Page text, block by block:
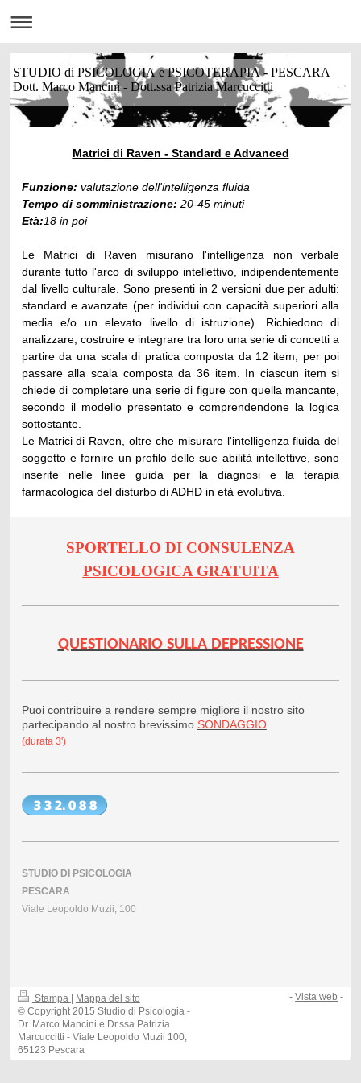
STUDIO di PSICOLOGIA e PSICOTERAPIA - PESCARA
Dott. Marco Mancini - Dott.ssa Patrizia Marcuccitti
Matrici di Raven - Standard e Advanced
Funzione: valutazione dell'intelligenza fluida
Tempo di somministrazione: 20-45 minuti
Età:18 in poi
Le Matrici di Raven misurano l'intelligenza non verbale
durante tutto l'arco di sviluppo intellettivo, indipendentemente
dal livello culturale. Sono presenti in 2 versioni due per adulti:
standard e avanzate (per individui con capacità superiori alla
media e/o un elevato livello di istruzione). Richiedono di
analizzare, costruire e integrare tra loro una serie di concetti a
partire da una scala di pratica composta da 12 item, per poi
passare alla scala composta da 36 item. In ciascun item si
chiede di completare una serie di figure con quella mancante,
secondo il modello presentato e comprendendone la logica
sottostante.
Le Matrici di Raven, oltre che misurare l'intelligenza fluida del
soggetto e fornire un profilo delle sue abilità intellettive, sono
inserite nelle linee guida per la diagnosi e la terapia
farmacologica del disturbo di ADHD in età evolutiva.
SPORTELLO DI CONSULENZA
PSICOLOGICA GRATUITA
QUESTIONARIO SULLA DEPRESSIONE
Puoi contribuire a rendere sempre migliore il nostro sito
partecipando al nostro brevissimo SONDAGGIO
(durata 3')
STUDIO DI PSICOLOGIA
PESCARA
Viale Leopoldo Muzii, 100
Stampa
Mappa del sito
© Copyright 2015 Studio di Psicologia -
Dr. Marco Mancini e Dr.ssa Patrizia
Marcuccitti - Viale Leopoldo Muzii 100,
65123 Pescara
-Vista web -